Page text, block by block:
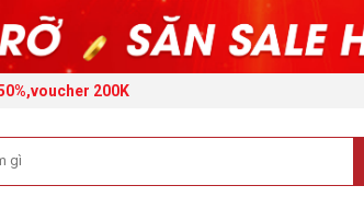
200K